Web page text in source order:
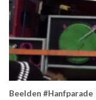
Beelden #Hanfparade